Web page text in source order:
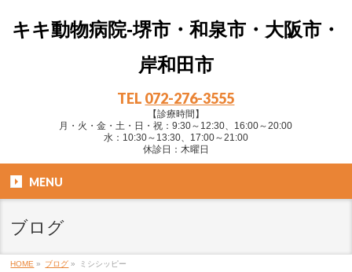
キキ動物病院-堺市・和泉市・大阪市・
岸和田市
TEL 072-276-3555
【診療時間】
月・火・金・土・日・祝：9:30～12:30、16:00～20:00
水：10:30～13:30、17:00～21:00
休診日：木曜日
MENU
ブログ
HOME » ブログ » ミシシッピー